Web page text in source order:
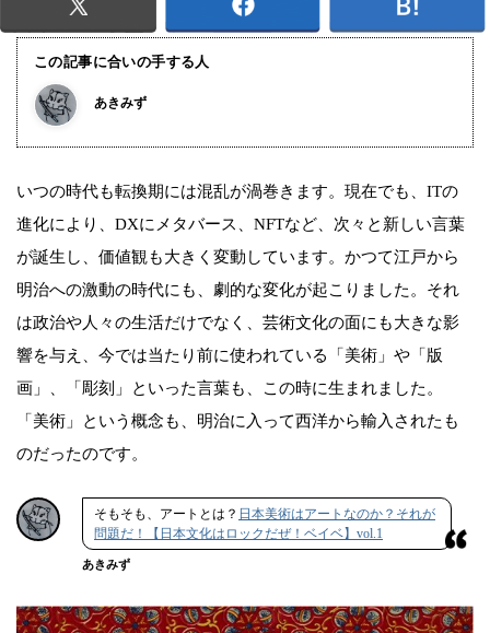
この記事に合いの手する人
あきみず
いつの時代も転換期には混乱が渦巻きます。現在でも、ITの
進化により、DXにメタバース、NFTなど、次々と新しい言葉
が誕生し、価値観も大きく変動しています。かつて江戸から
明治への激動の時代にも、劇的な変化が起こりました。それ
は政治や人々の生活だけでなく、芸術文化の面にも大きな影
響を与え、今では当たり前に使われている「美術」や「版
画」、「彫刻」といった言葉も、この時に生まれました。
「美術」という概念も、明治に入って西洋から輸入されたも
のだったのです。
そもそも、アートとは？ 日本美術はアートなのか？それが
問題だ！【日本文化はロックだぜ！ベイベ】vol.1
あきみず